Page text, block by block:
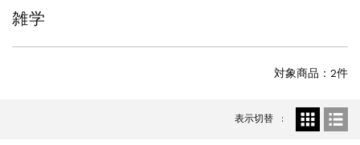
重版情報
『〈決定版〉ソ連・ロシア 戦車王国の系譜...
雑学
対象商品：2件
表示切替